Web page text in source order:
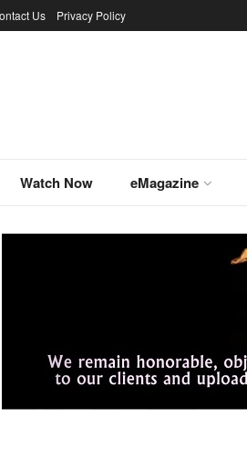
Us Privacy Policy
Watch Now eMagazine